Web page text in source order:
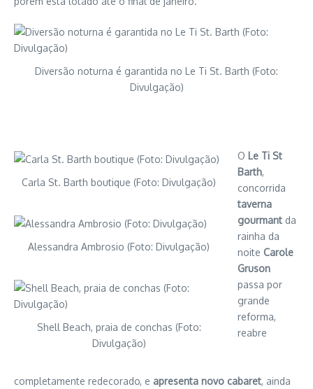
Diversão noturna é garantida no Le Ti St. Barth (Foto:
Divulgação)
Carla St. Barth boutique (Foto: Divulgação)
Alessandra Ambrosio (Foto: Divulgação)
Shell Beach, praia de conchas (Foto:
Divulgação)
O Le Ti St
Barth,
concorrida
taverna
gourmant da
rainha da
noite Carole
Gruson
passa por
grande
reforma,
reabre
completamente redecorado, e apresenta novo cabaret, ainda